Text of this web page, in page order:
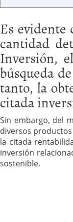
28,
La
Los
no se
de
Es evidente
cantidad
Inversión,
búsqueda
tanto, la
citada
Sin embargo, del
diversos
la citada
inversión
sostenible.